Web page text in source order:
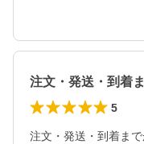
5
注文・発送・到着まで